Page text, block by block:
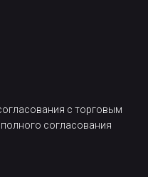
с торговым
согласования